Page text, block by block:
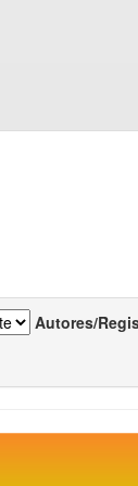
Autores/